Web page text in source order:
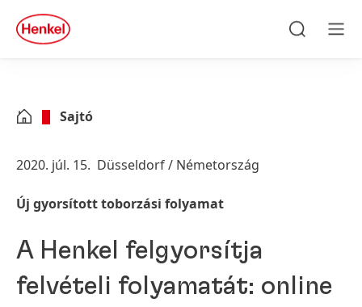
Skip to footer
quick
search
Sajtó
2020. júl. 15. Düsseldorf / Németország
Új gyorsított toborzási folyamat
A Henkel felgyorsítja
felvételi folyamatát: online